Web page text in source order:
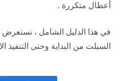
أعطال متكررة .
في هذا الدليل الشامل ، نستعرض
السبلت من البداية وحتى التنفيذ